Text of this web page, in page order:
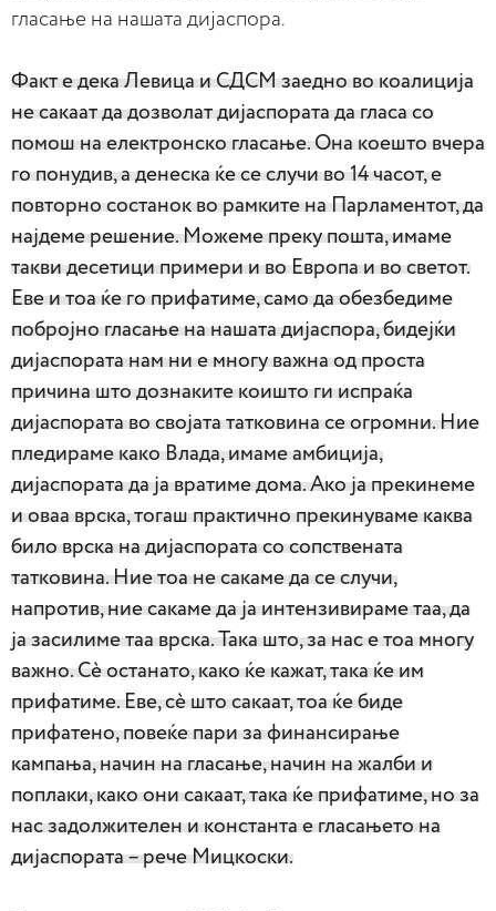
гласање на нашата дијаспора.
Факт е дека Левица и СДСМ заедно во коалиција
не сакаат да дозволат дијаспората да гласа со
помош на електронско гласање. Она коешто вчера
го понудив, а денеска ќе се случи во 14 часот, е
повторно состанок во рамките на Парламентот, да
најдеме решение. Можеме преку пошта, имаме
такви десетици примери и во Европа и во светот.
Еве и тоа ќе го прифатиме, само да обезбедиме
побројно гласање на нашата дијаспора, бидејќи
дијаспората нам ни е многу важна од проста
причина што дознаките коишто ги испраќа
дијаспората во својата татковина се огромни. Ние
пледираме како Влада, имаме амбиција,
дијаспората да ја вратиме дома. Ако ја прекинеме
и оваа врска, тогаш практично прекинуваме каква
било врска на дијаспората со сопствената
татковина. Ние тоа не сакаме да се случи,
напротив, ние сакаме да ја интензивираме таа, да
ја засилиме таа врска. Така што, за нас е тоа многу
важно. Сè останато, како ќе кажат, така ќе им
прифатиме. Еве, сè што сакаат, тоа ќе биде
прифатено, повеќе пари за финансирање
кампања, начин на гласање, начин на жалби и
поплаки, како они сакаат, така ќе прифатиме, но за
нас задолжителен и константа е гласањето на
дијаспората – рече Мицкоски.